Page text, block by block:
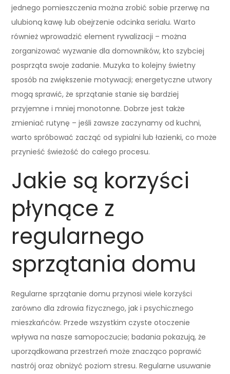
jednego pomieszczenia można zrobić sobie przerwę na
ulubioną kawę lub obejrzenie odcinka serialu. Warto
również wprowadzić element rywalizacji – można
zorganizować wyzwanie dla domowników, kto szybciej
posprząta swoje zadanie. Muzyka to kolejny świetny
sposób na zwiększenie motywacji; energetyczne utwory
mogą sprawić, że sprzątanie stanie się bardziej
przyjemne i mniej monotonne. Dobrze jest także
zmieniać rutynę – jeśli zawsze zaczynamy od kuchni,
warto spróbować zacząć od sypialni lub łazienki, co może
przynieść świeżość do całego procesu.
Jakie są korzyści
płynące z
regularnego
sprzątania domu
Regularne sprzątanie domu przynosi wiele korzyści
zarówno dla zdrowia fizycznego, jak i psychicznego
mieszkańców. Przede wszystkim czyste otoczenie
wpływa na nasze samopoczucie; badania pokazują, że
uporządkowana przestrzeń może znacząco poprawić
nastrój oraz obniżyć poziom stresu. Regularne usuwanie